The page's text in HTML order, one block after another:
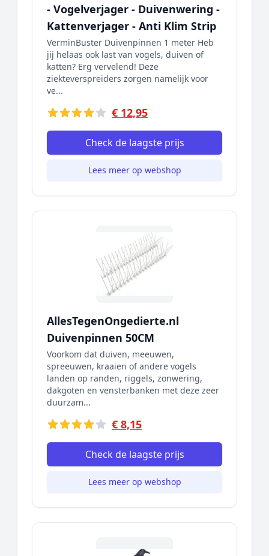
- Vogelverjager - Duivenwering -
Kattenverjager - Anti Klim Strip
VerminBuster Duivenpinnen 1 meter Heb
jij helaas ook last van vogels, duiven of
katten? Erg vervelend! Deze
ziekteverspreiders zorgen namelijk voor
ve...
€ 12,95
Check de laagste prijs
Lees meer op webshop
AllesTegenOngedierte.nl
Duivenpinnen 50CM
Voorkom dat duiven, meeuwen,
spreeuwen, kraaien of andere vogels
landen op randen, riggels, zonwering,
dakgoten en vensterbanken met deze zeer
duurzam...
€ 8,15
Check de laagste prijs
Lees meer op webshop